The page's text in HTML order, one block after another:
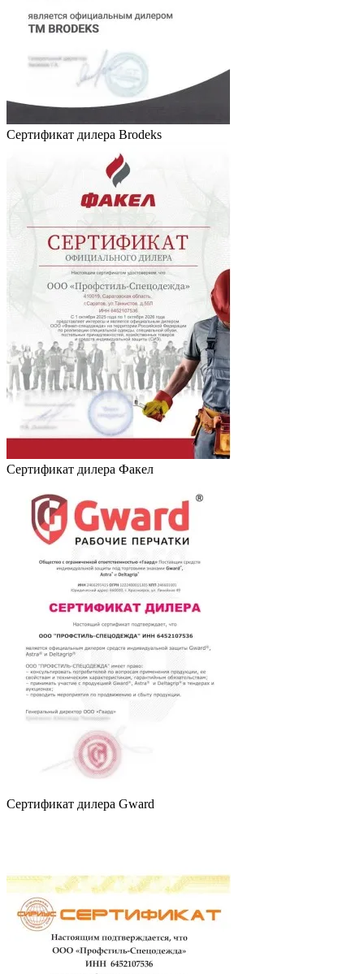
Сертификат дилера Brodeks
Сертификат дилера Факел
Сертификат дилера Gward